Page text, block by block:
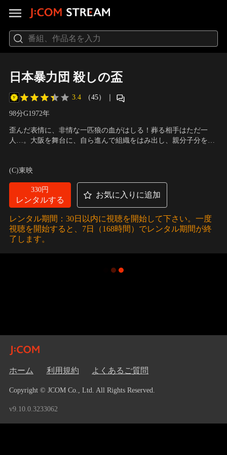
日本暴力団 殺しの盃
3.4 （45） ｜
98分G1972年
歪んだ表情に、非情な一匹狼の血がはしる！葬る相手はただ一
人…。大阪を舞台に、自ら進んで組織をはみ出し、親分子分を持
に、自ら命を賭けてまでも、強大な組織暴力にたった一人立ち向
かうのであった。
(C)東映
330円
レンタルする
お気に入りに追加
レンタル期間：30日以内に視聴を開始して下さい。一度
視聴を開始すると、7日（168時間）でレンタル期間が終
了します。
ホーム 利用規約 よくあるご質問
Copyright © JCOM Co., Ltd. All Rights Reserved.
v9.10.0.3233062